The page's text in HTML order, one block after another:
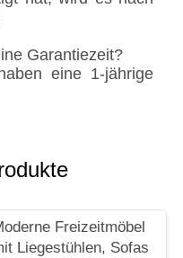
Garantiezeit?
eine 1-jährige
Freizeitmöbel
Liegestühlen, Sofas